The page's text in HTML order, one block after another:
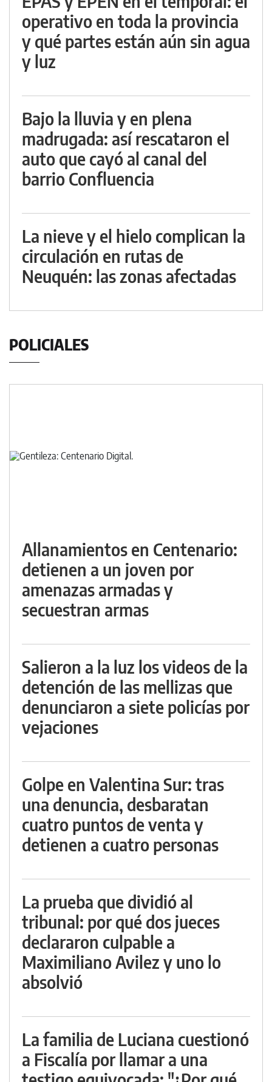
operativo en toda la provincia
y qué partes están aún sin agua
y luz
Bajo la lluvia y en plena
madrugada: así rescataron el
auto que cayó al canal del
barrio Confluencia
La nieve y el hielo complican la
circulación en rutas de
Neuquén: las zonas afectadas
POLICIALES
Allanamientos en Centenario:
detienen a un joven por
amenazas armadas y
secuestran armas
Salieron a la luz los videos de la
detención de las mellizas que
denunciaron a siete policías por
vejaciones
Golpe en Valentina Sur: tras
una denuncia, desbaratan
cuatro puntos de venta y
detienen a cuatro personas
La prueba que dividió al
tribunal: por qué dos jueces
declararon culpable a
Maximiliano Avilez y uno lo
absolvió
La familia de Luciana cuestionó
a Fiscalía por llamar a una